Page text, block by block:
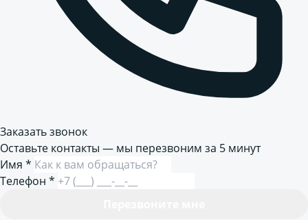
Заказать звонок
Оставьте контакты — мы перезвоним за 5 минут
Имя *
Телефон *